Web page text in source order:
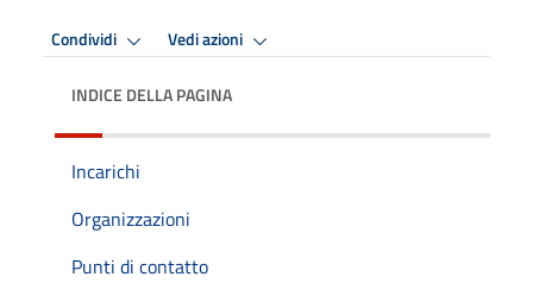
Condividi Vedi azioni
INDICE DELLA PAGINA
Incarichi
Organizzazioni
Punti di contatto